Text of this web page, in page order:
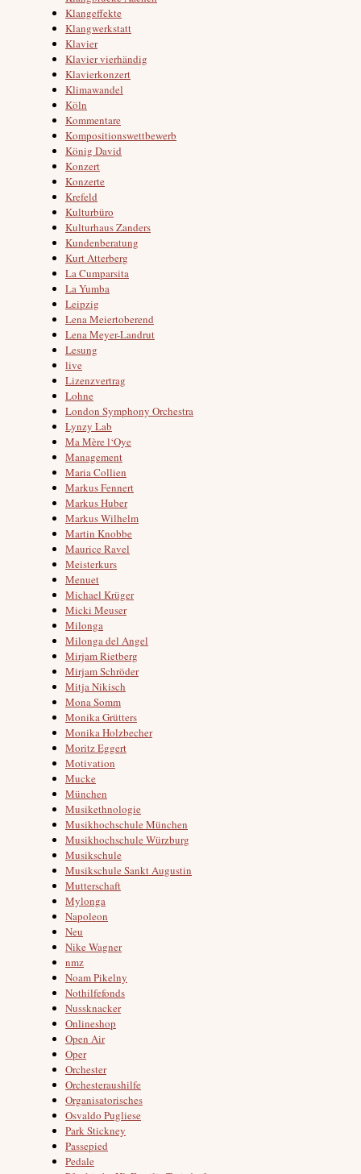
Klangeffekte
Klangwerkstatt
Klavier
Klavier vierhändig
Klavierkonzert
Klimawandel
Köln
Kommentare
Kompositionswettbewerb
König David
Konzert
Konzerte
Krefeld
Kulturbüro
Kulturhaus Zanders
Kundenberatung
Kurt Atterberg
La Cumparsita
La Yumba
Leipzig
Lena Meiertoberend
Lena Meyer-Landrut
Lesung
live
Lizenzvertrag
Lohne
London Symphony Orchestra
Lynzy Lab
Ma Mère l‘Oye
Management
Maria Collien
Markus Fennert
Markus Huber
Markus Wilhelm
Martin Knobbe
Maurice Ravel
Meisterkurs
Menuet
Michael Krüger
Micki Meuser
Milonga
Milonga del Angel
Mirjam Rietberg
Mirjam Schröder
Mitja Nikisch
Mona Somm
Monika Grütters
Monika Holzbecher
Moritz Eggert
Motivation
Mucke
München
Musikethnologie
Musikhochschule München
Musikhochschule Würzburg
Musikschule
Musikschule Sankt Augustin
Mutterschaft
Mylonga
Napoleon
Neu
Nike Wagner
nmz
Noam Pikelny
Nothilfefonds
Nussknacker
Onlineshop
Open Air
Oper
Orchester
Orchesteraushilfe
Organisatorisches
Osvaldo Pugliese
Park Stickney
Passepied
Pedale